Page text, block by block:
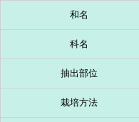
和名
科名
抽出部位
栽培方法